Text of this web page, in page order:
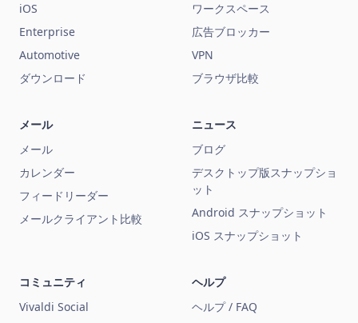
iOS
Enterprise
Automotive
ダウンロード
ワークスペース
広告ブロッカー
VPN
ブラウザ比較
メール
メール
カレンダー
フィードリーダー
メールクライアント比較
ニュース
ブログ
デスクトップ版スナップショ
ット
Android スナップショット
iOS スナップショット
コミュニティ
Vivaldi Social
ヘルプ
ヘルプ / FAQ